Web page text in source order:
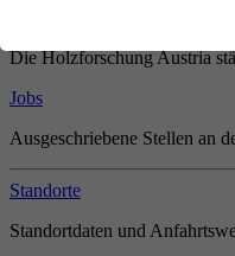
Die Holzforschung Austria
Jobs
Ausgeschriebene Stellen an
Standorte
Standortdaten und